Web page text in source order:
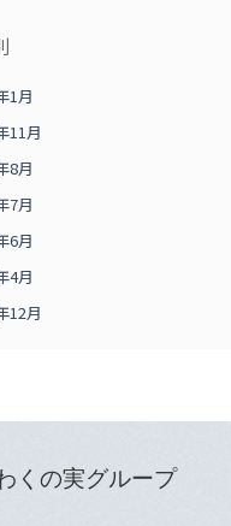
1月
11月
8月
7月
6月
4月
12月
くの実グループ